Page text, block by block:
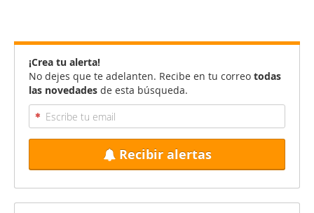
¡Crea tu alerta!
No dejes que te adelanten. Recibe en tu correo todas
las novedades de esta búsqueda.
Recibir alertas